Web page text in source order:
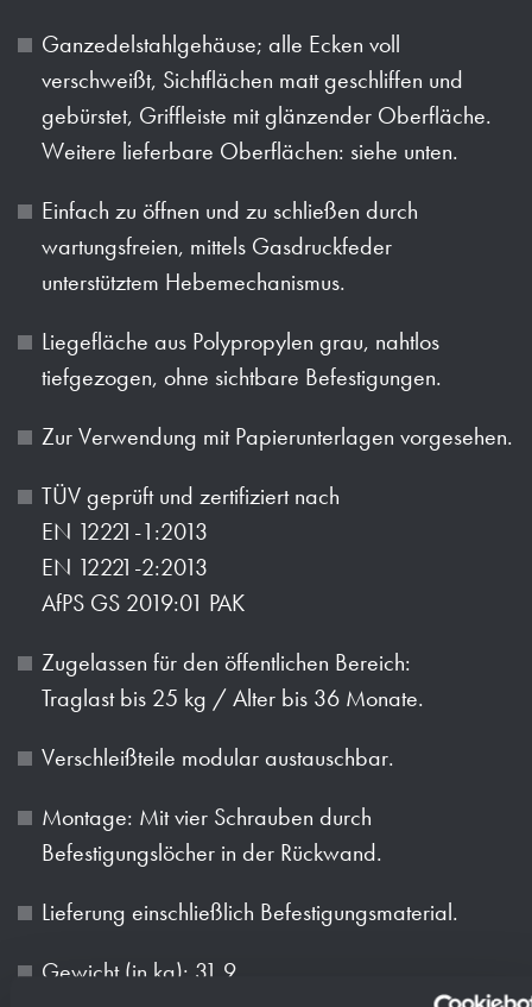
Ganzedelstahlgehäuse; alle Ecken voll
verschweißt, Sichtflächen matt geschliffen und
gebürstet, Griffleiste mit glänzender Oberfläche.
Weitere lieferbare Oberflächen: siehe unten.
Einfach zu öffnen und zu schließen durch
wartungsfreien, mittels Gasdruckfeder
unterstütztem Hebemechanismus.
Liegefläche aus Polypropylen grau, nahtlos
tiefgezogen, ohne sichtbare Befestigungen.
Zur Verwendung mit Papierunterlagen vorgesehen.
TÜV geprüft und zertifiziert nach
EN 12221-1:2013
EN 12221-2:2013
AfPS GS 2019:01 PAK
Zugelassen für den öffentlichen Bereich:
Traglast bis 25 kg / Alter bis 36 Monate.
Verschleißteile modular austauschbar.
Montage: Mit vier Schrauben durch
Befestigungslöcher in der Rückwand.
Lieferung einschließlich Befestigungsmaterial.
Gewicht (in kg): 31.9